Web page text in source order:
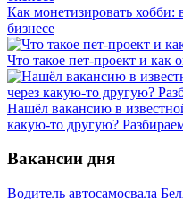
Как монетизировать хобби:
бизнесе
Что такое пет-проект и как
Нашёл вакансию в
какую-то другую?
Вакансии дня
Водитель автосамосвала